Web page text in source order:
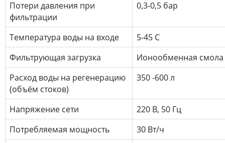
Потери давления при
фильтрации
0,3-0,5 бар
Температура воды на входе
5-45 С
Фильтрующая загрузка
Ионообменная смола
Расход воды на регенерацию
(объём стоков)
350 -600 л
Напряжение сети
220 В, 50 Гц
Потребляемая мощность
30 Вт/ч